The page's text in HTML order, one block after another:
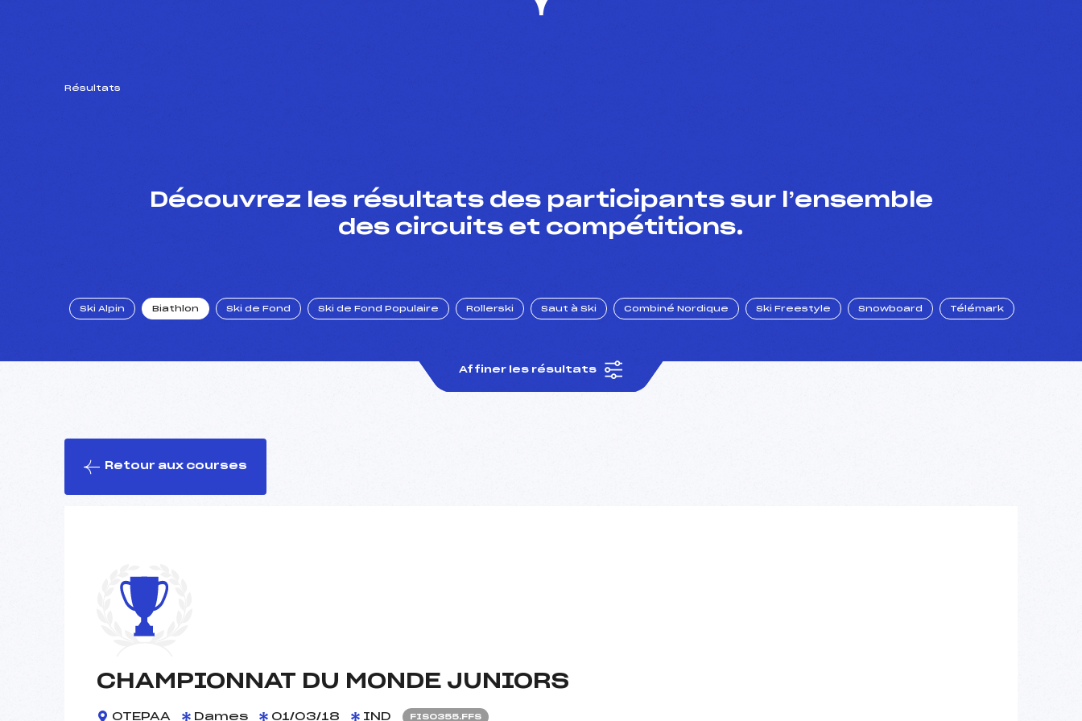
Résultats
Découvrez les résultats des participants sur l’ensemble
des circuits et compétitions.
Ski Alpin Biathlon Ski de Fond Ski de Fond Populaire Rollerski Saut à Ski Combiné Nordique Ski Freestyle Snowboard Télémark
Affiner les résultats
Retour aux courses
CHAMPIONNAT DU MONDE JUNIORS
OTEPAA Dames 01/03/18 IND FIS0355.FFS